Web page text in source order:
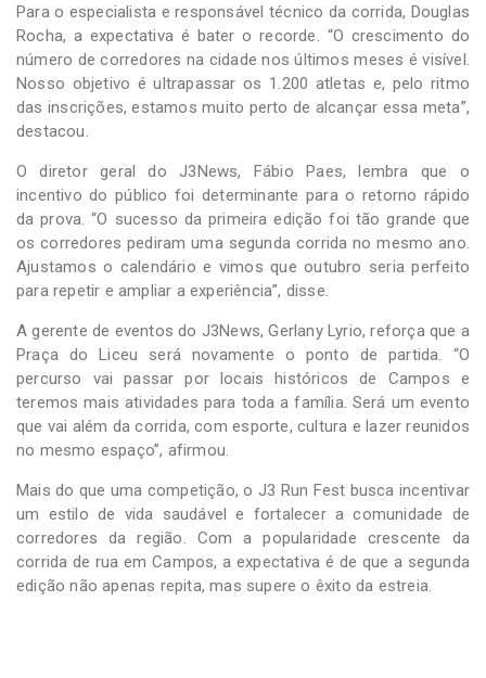
Para o especialista e responsável técnico da corrida, Douglas
Rocha, a expectativa é bater o recorde. “O crescimento do
número de corredores na cidade nos últimos meses é visível.
Nosso objetivo é ultrapassar os 1.200 atletas e, pelo ritmo
das inscrições, estamos muito perto de alcançar essa meta”,
destacou.
O diretor geral do J3News, Fábio Paes, lembra que o
incentivo do público foi determinante para o retorno rápido
da prova. “O sucesso da primeira edição foi tão grande que
os corredores pediram uma segunda corrida no mesmo ano.
Ajustamos o calendário e vimos que outubro seria perfeito
para repetir e ampliar a experiência”, disse.
A gerente de eventos do J3News, Gerlany Lyrio, reforça que a
Praça do Liceu será novamente o ponto de partida. “O
percurso vai passar por locais históricos de Campos e
teremos mais atividades para toda a família. Será um evento
que vai além da corrida, com esporte, cultura e lazer reunidos
no mesmo espaço”, afirmou.
Mais do que uma competição, o J3 Run Fest busca incentivar
um estilo de vida saudável e fortalecer a comunidade de
corredores da região. Com a popularidade crescente da
corrida de rua em Campos, a expectativa é de que a segunda
edição não apenas repita, mas supere o êxito da estreia.